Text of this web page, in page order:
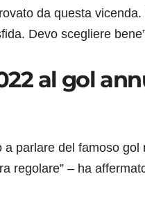
da questa vicenda.
Devo scegliere
al gol
parlare del famoso gol
regolare” – ha